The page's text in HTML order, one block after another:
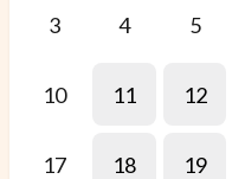
3 4 5
10 11 12
17 18 19